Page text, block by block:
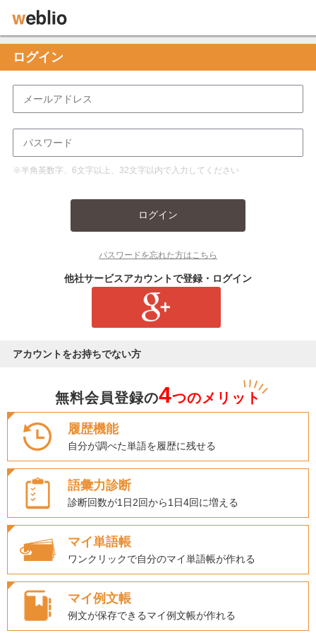
ログイン
※半角英数字、6文字以上、32文字以内で入力してください
ログイン
パスワードを忘れた方はこちら
他社サービスアカウントで登録・ログイン
アカウントをお持ちでない方
無料会員登録の4つのメリット
履歴機能
自分が調べた単語を履歴に残せる
語彙力診断
診断回数が1日2回から1日4回に増える
マイ単語帳
ワンクリックで自分のマイ単語帳が作れる
マイ例文帳
例文が保存できるマイ例文帳が作れる